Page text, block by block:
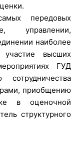
передовых
управлении,
наиболее
высших
ГУД
приобщению
в оценочной
структурного